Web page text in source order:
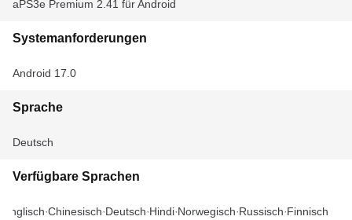
aPS3e Premium 2.41 für Android
Systemanforderungen
Android 17.0
Sprache
Deutsch
Verfügbare Sprachen
Englisch Chinesisch Deutsch Hindi Norwegisch Russisch Finnisch